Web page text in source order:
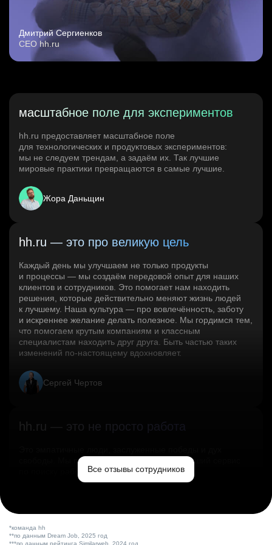
Дмитрий Сергиенков
CEO hh.ru
масштабное поле для экспериментов
hh.ru предоставляет масштабное поле
для технологических и продуктовых экспериментов:
мы не следуем трендам, а задаём их. Так лучшие
мировые практики превращаются в самые лучшие.
Жора Даньщин
hh.ru — это про великую цель
Каждый день мы улучшаем не только продукты
и процессы — мы создаём передовой опыт для наших
клиентов и сотрудников. Это помогает нам находить
решения, которые действительно меняют жизнь людей
к лучшему. Наша культура — про вовлечённость, заботу
и искреннее желание делать полезное. Мы гордимся тем,
что помогаем крутым компаниям и классным
специалистам находить друг друга. Быть частью таких
изменений по‑настоящему вдохновляет.
Сергей Чертов
hh.ru — это не просто работа
свободы. Мы помогаем миру и создаём лучший сервис
по поиску работы в стране.Все отзывы сотрудников
*команда hh
**по данным Dream Job, 2025 год
***по данным рейтинга Similarweb, 2024 год